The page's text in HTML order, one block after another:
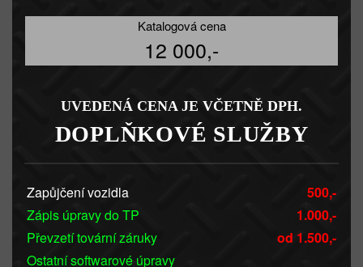
Katalogová cena
12 000,-
UVEDENÁ CENA JE VČETNĚ DPH.
DOPLŇKOVÉ SLUŽBY
Zapůjčení vozidla
500,-
Zápis úpravy do TP
1.000,-
Převzetí tovární záruky
od 1.500,-
Ostatní softwarové úpravy